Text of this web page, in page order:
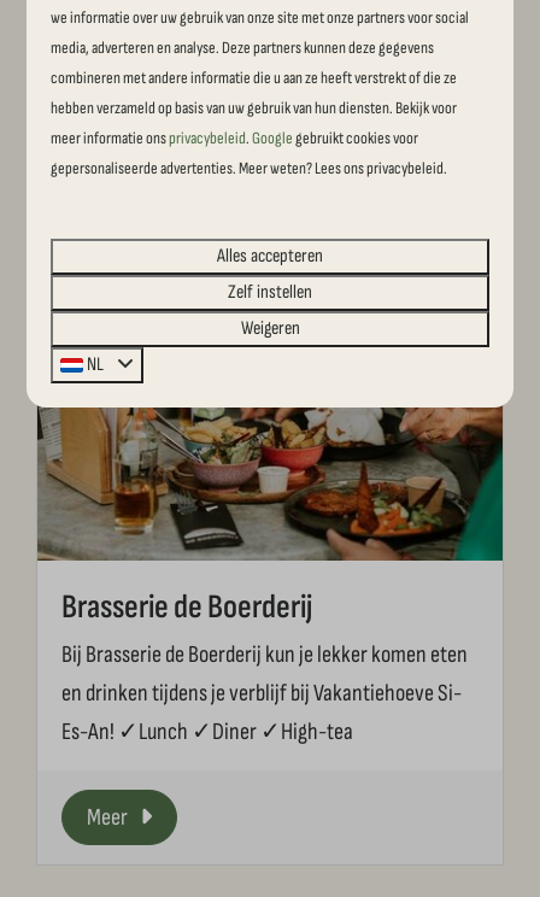
Klimmen, klauteren, survival; je beleeft het bij
bootcamp of survival lessen of geniet tijdens de
vrije speelmomenten.
Op het park
Brasserie de Boerderij
Bij Brasserie de Boerderij kun je lekker komen eten
en drinken tijdens je verblijf bij Vakantiehoeve Si-
Es-An! ✓Lunch ✓Diner ✓High-tea
Meer
we informatie over uw gebruik van onze site met onze partners voor social
media, adverteren en analyse. Deze partners kunnen deze gegevens
combineren met andere informatie die u aan ze heeft verstrekt of die ze
hebben verzameld op basis van uw gebruik van hun diensten. Bekijk voor
meer informatie onsprivacybeleid.Googlegebruikt cookies voor
gepersonaliseerde advertenties. Meer weten? Lees ons privacybeleid.
Alles accepteren
Zelf instellen
Weigeren
NL